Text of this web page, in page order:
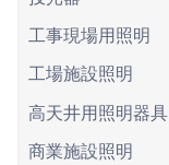
工事現場用照明
工場施設照明
高天井用照明器具
商業施設照明